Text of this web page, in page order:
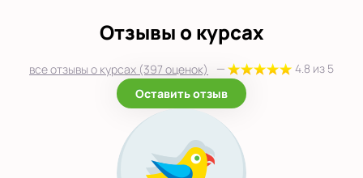
Отзывы о курсах
все отзывы о курсах (397 оценок) —
4.8 из 5
Оставить отзыв